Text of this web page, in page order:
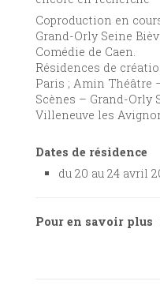
Coproduction en
Grand-Orly Seine
Comédie de Caen.
Résidences de
Paris ; Amin Théâtre
Scènes – Grand-Orly
Villeneuve les
Dates de résidence
du 20 au 24 avril
Pour en savoir plus